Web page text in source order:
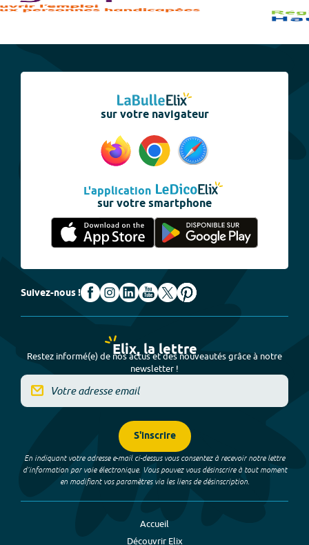
sur votre navigateur
L'application
sur votre smartphone
Suivez-nous !
Elix, la lettre
Restez informé(e) de nos actus et des nouveautés grâce à notre
newsletter !
S'inscrire
En indiquant votre adresse e-mail ci-dessus vous consentez à recevoir notre lettre
d’information par voie électronique. Vous pouvez vous désinscrire à tout moment
en modifiant vos paramètres via les liens de désinscription.
Accueil
Découvrir Elix